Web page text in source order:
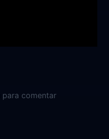
para comentar